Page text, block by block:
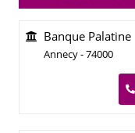
Banque Palatine
Annecy - 74000